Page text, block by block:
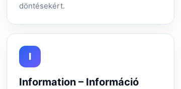
döntésekért.
I
Information – Információ